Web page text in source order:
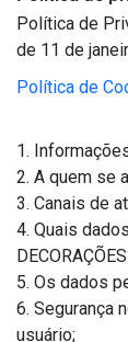
Política de
de 11 de
Política de
1.
2. A quem se
3. Canais de
4. Quais
5. Os dados
6. Segurança
usuário;